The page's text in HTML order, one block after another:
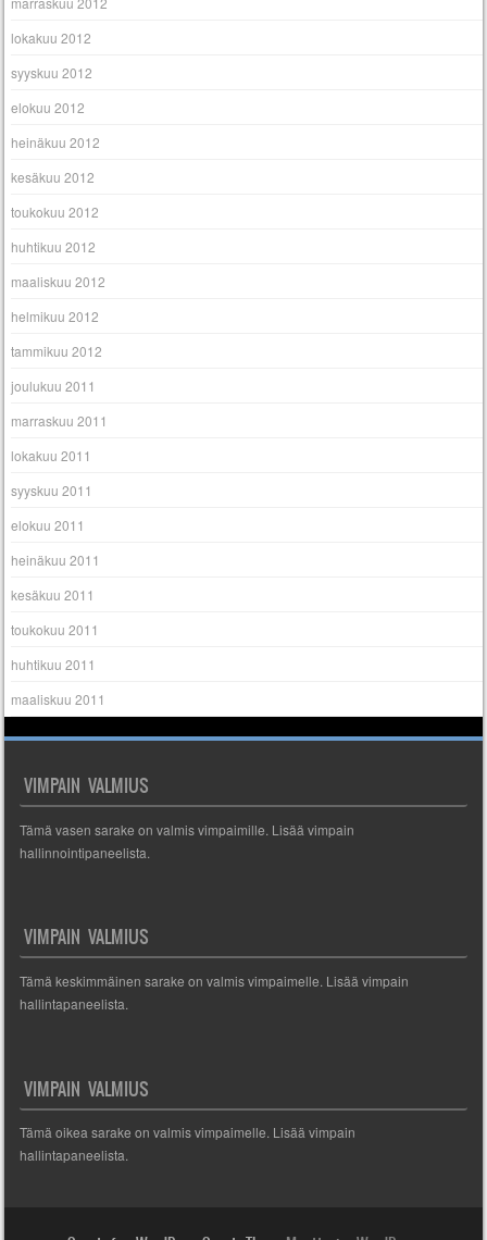
lokakuu 2012
syyskuu 2012
elokuu 2012
heinäkuu 2012
kesäkuu 2012
toukokuu 2012
huhtikuu 2012
maaliskuu 2012
helmikuu 2012
tammikuu 2012
joulukuu 2011
marraskuu 2011
lokakuu 2011
syyskuu 2011
elokuu 2011
heinäkuu 2011
kesäkuu 2011
toukokuu 2011
huhtikuu 2011
maaliskuu 2011
VIMPAIN VALMIUS
Tämä vasen sarake on valmis vimpaimille. Lisää vimpain
hallinnointipaneelista.
VIMPAIN VALMIUS
Tämä keskimmäinen sarake on valmis vimpaimelle. Lisää vimpain
hallintapaneelista.
VIMPAIN VALMIUS
Tämä oikea sarake on valmis vimpaimelle. Lisää vimpain
hallintapaneelista.